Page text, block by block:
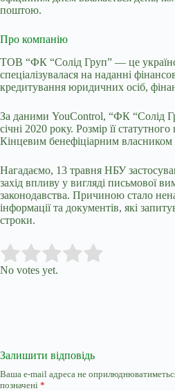
поштою.
Про компанію
ТОВ “ФК “Солід Груп” — це
спеціалізувалася на наданні
кредитування юридичних осіб,
За даними YouControl, “ФК “Солід
січні 2020 року. Розмір її
Кінцевим бенефіціарним власником
Нагадаємо, 13 травня НБУ
захід впливу у вигляді письмової
законодавства. Причиною стало
інформації та документів, які
строки.
Rate this item:
No votes yet.
Залишити відповідь
Ваша e-mail адреса не
позначені *